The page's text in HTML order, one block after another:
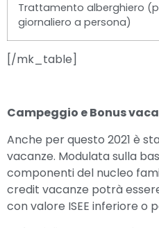
Trattamento alberghiero
giornaliero a persona)
[/mk_table]
Campeggio e Bonus
Anche per questo 2021 è
vacanze. Modulata sulla
componenti del nucleo
credit vacanze potrà
con valore ISEE inferiore o